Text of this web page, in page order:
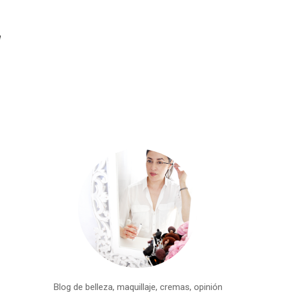
Blog de belleza, maquillaje, cremas, opinión